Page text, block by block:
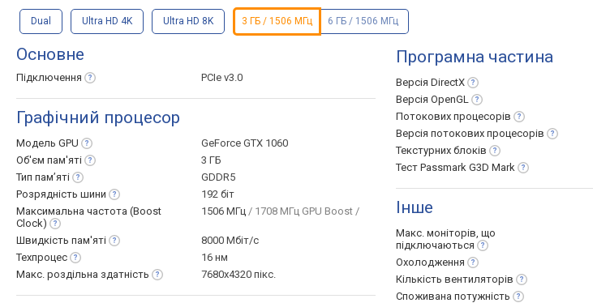
Dual Ultra HD 4K Ultra HD 8K 3 ГБ / 1506 МГц 6 ГБ / 1506 МГц
Основне
Підключення PCIe v3.0
Графічний процесор
Модель GPU
GeForce GTX 1060
Об'єм пам'яті
3 ГБ
Тип пам’яті
GDDR5
Розрядність шини
192 біт
Максимальна частота (Boost
Clock)
1506 МГц / 1708 МГц GPU Boost /
Швидкість пам'яті
8000 Мбіт/с
Техпроцес
16 нм
Макс. роздільна здатність 7680x4320 пікс.
Програмна частина
Версія DirectX
Версія OpenGL
Потокових процесорів
Версія потокових процесорів
Текстурних блоків
Тест Passmark G3D Mark
Інше
Макс. моніторів, що
підключаються
Охолодження
Кількість вентиляторів
Споживана потужність